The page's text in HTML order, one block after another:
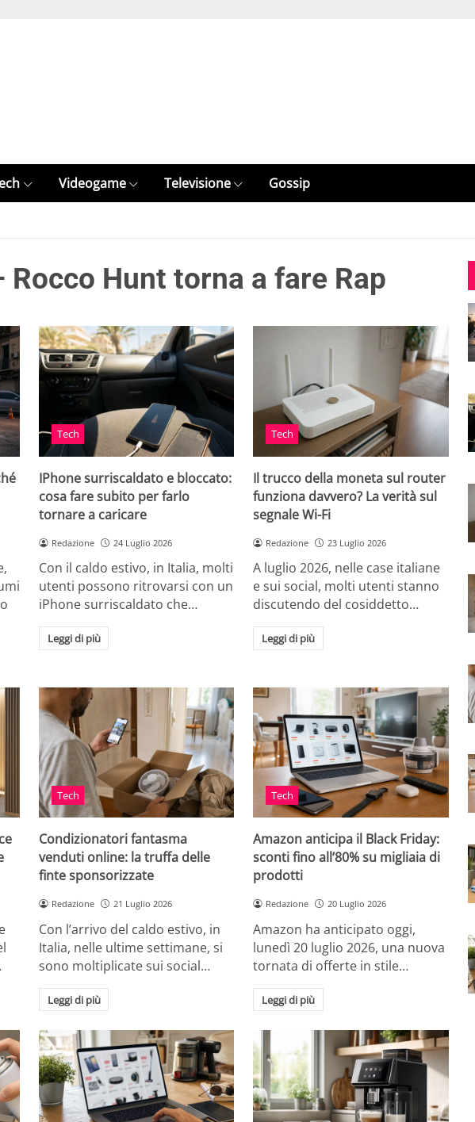
Videogame Televisione Gossip
Rocco Hunt torna a fare Rap
Tech
IPhone surriscaldato e bloccato:
cosa fare subito per farlo
tornare a caricare
Redazione 24 Luglio 2026
Con il caldo estivo, in Italia, molti
utenti possono ritrovarsi con un
iPhone surriscaldato che…
Leggi di più
Tech
Il trucco della moneta sul router
funziona davvero? La verità sul
segnale Wi-Fi
Redazione 23 Luglio 2026
A luglio 2026, nelle case italiane
e sui social, molti utenti stanno
discutendo del cosiddetto…
Leggi di più
Tech
Condizionatori fantasma
venduti online: la truffa delle
finte sponsorizzate
Redazione 21 Luglio 2026
Con l’arrivo del caldo estivo, in
Italia, nelle ultime settimane, si
sono moltiplicate sui social…
Leggi di più
Tech
Amazon anticipa il Black Friday:
sconti fino all’80% su migliaia di
prodotti
Redazione 20 Luglio 2026
Amazon ha anticipato oggi,
lunedì 20 luglio 2026, una nuova
tornata di offerte in stile…
Leggi di più